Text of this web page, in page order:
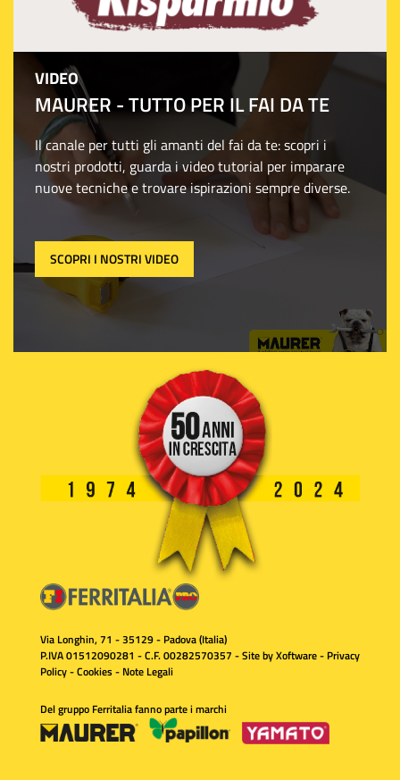
VIDEO
MAURER - TUTTO PER IL FAI DA TE
Il canale per tutti gli amanti del fai da te: scopri i
nostri prodotti, guarda i video tutorial per imparare
nuove tecniche e trovare ispirazioni sempre diverse.
SCOPRI I NOSTRI VIDEO
Via Longhin, 71 - 35129 - Padova (Italia)
P.IVA 01512090281 - C.F. 00282570357 - Site byXoftware- Privacy
Policy-Cookies- Note Legali
Del gruppo Ferritalia fanno parte i marchi